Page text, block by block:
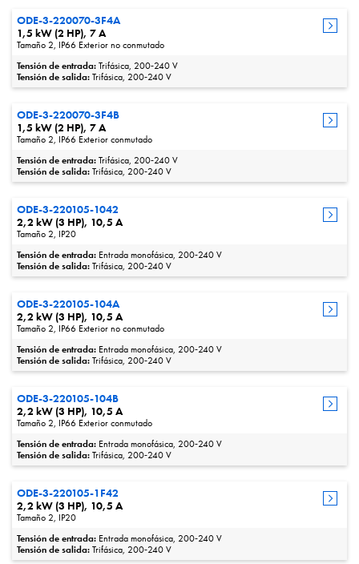
ODE-3-220070-3F4A
1,5 kW (2 HP), 7 A
Tamaño 2, IP66 Exterior no conmutado
Tensión de entrada:Trifásica, 200‑240 V
Tensión de salida:Trifásica, 200‑240 V
ODE-3-220070-3F4B
1,5 kW (2 HP), 7 A
Tamaño 2, IP66 Exterior conmutado
Tensión de entrada:Trifásica, 200‑240 V
Tensión de salida:Trifásica, 200‑240 V
ODE-3-220105-1042
2,2 kW (3 HP), 10,5 A
Tamaño 2, IP20
Tensión de entrada: Entrada monofásica, 200‑240 V
Tensión de salida:Trifásica, 200‑240 V
ODE-3-220105-104A
2,2 kW (3 HP), 10,5 A
Tamaño 2, IP66 Exterior no conmutado
Tensión de entrada: Entrada monofásica, 200‑240 V
Tensión de salida:Trifásica, 200‑240 V
ODE-3-220105-104B
2,2 kW (3 HP), 10,5 A
Tamaño 2, IP66 Exterior conmutado
Tensión de entrada: Entrada monofásica, 200‑240 V
Tensión de salida:Trifásica, 200‑240 V
ODE-3-220105-1F42
2,2 kW (3 HP), 10,5 A
Tamaño 2, IP20
Tensión de entrada: Entrada monofásica, 200‑240 V
Tensión de salida:Trifásica, 200‑240 V